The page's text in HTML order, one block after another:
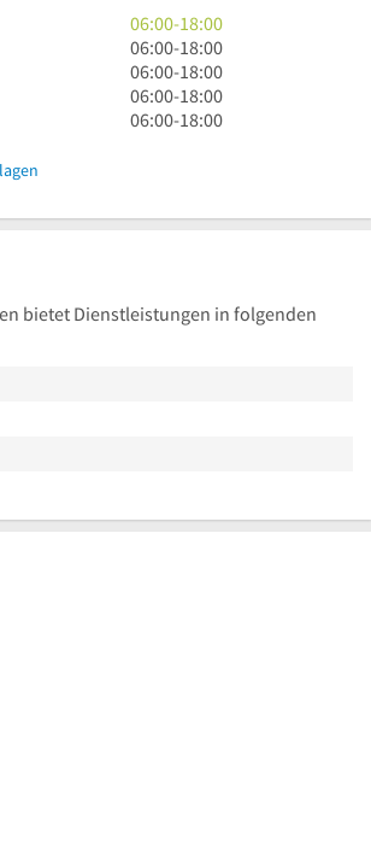
6
Uhr
bis
18
Uhr
06:00-18:00
6
Uhr
bis
18
06:00-18:00
6
Uhr
bis
06:00-18:00
6
Uhr
06:00-18:00
6
Uhr
06:00-18:00
bietet Dienstleistungen in folgenden